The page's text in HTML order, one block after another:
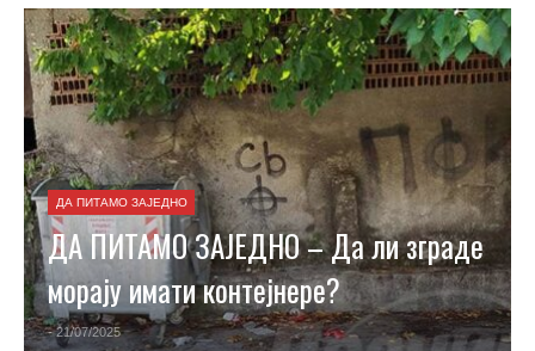
ДА ПИТАМО ЗАЈЕДНО
ДА ПИТАМО ЗАЈЕДНО – Да ли зграде
морају имати контејнере?
- 21/07/2025